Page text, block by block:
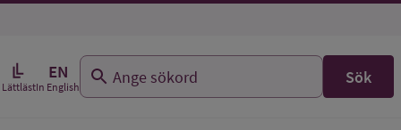
Lättläst
EN
In English Sök